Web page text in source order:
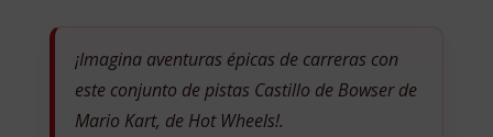
¡Imagina aventuras épicas de carreras con
este conjunto de pistas Castillo de Bowser de
Mario Kart, de Hot Wheels!.